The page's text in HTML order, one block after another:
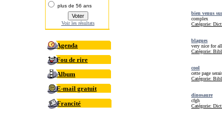
plus de 56 ans
Voir les résultats
Agenda
Fou de rire
Album
E-mail gratuit
Francité
bien venus
complex
Catégorie:
blagues
very nice for all
Catégorie:
cool
cette page
Catégorie:
dinosaure
cfgh
Catégorie: